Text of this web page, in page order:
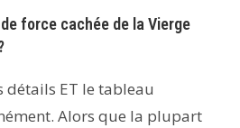
force cachée de la Vierge
détails ET le tableau
Alors que la plupart